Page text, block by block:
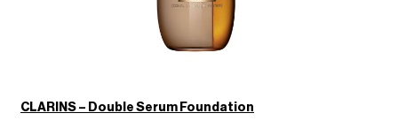
CLARINS – Double Serum Foundation